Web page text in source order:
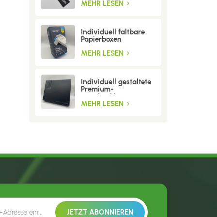
MEHR LESEN
Individuell faltbare
Papierboxen
MEHR LESEN
Individuell gestaltete
Premium-
Geschenkboxen aus
Wellpappe
MEHR LESEN